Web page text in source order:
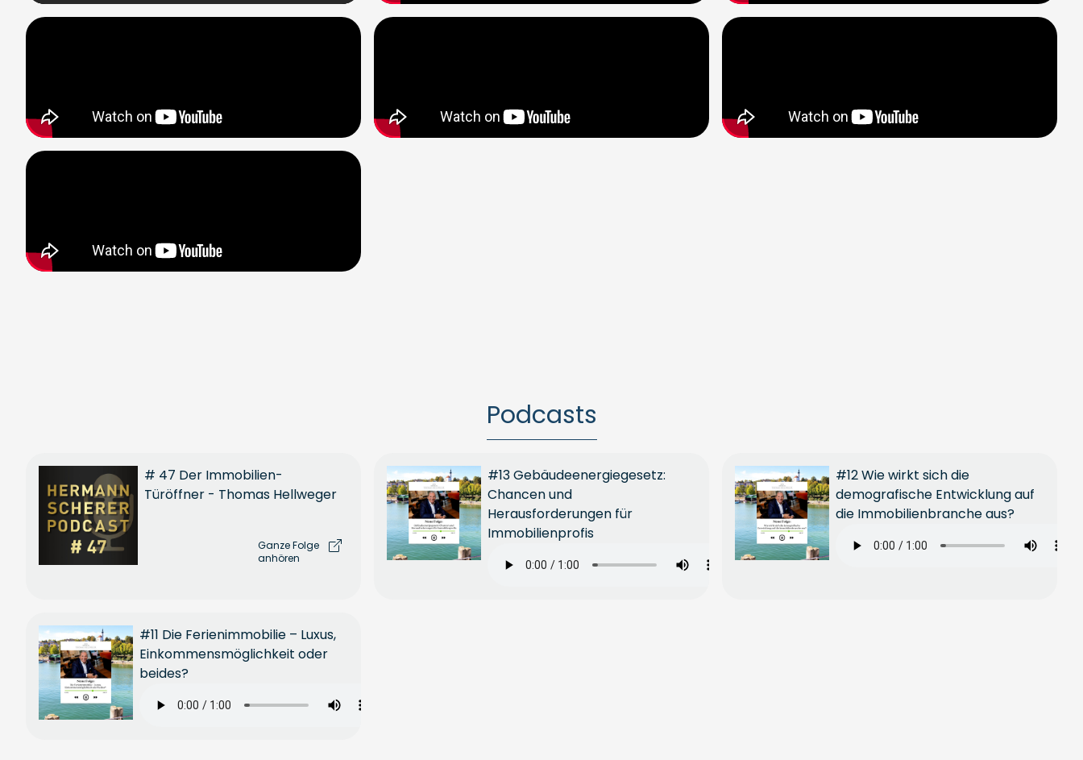
Podcasts
# 47 Der Immobilien-
Türöffner - Thomas Hellweger
Ganze Folge
anhören
#13 Gebäudeenergiegesetz:
Chancen und
Herausforderungen für
Immobilienprofis
Ganze
Folge
#12 Wie wirkt sich die
demografische Entwicklung auf
die Immobilienbranche aus?
#11 Die Ferienimmobilie – Luxus,
Einkommensmöglichkeit oder
beides?